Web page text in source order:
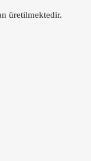
üretilmektedir.